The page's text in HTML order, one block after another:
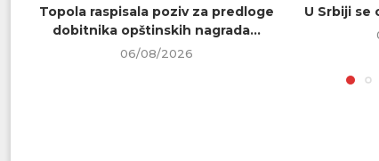
Topola raspisala poziv za predloge
dobitnika opštinskih nagrada...
06/08/2026
U Srbiji se